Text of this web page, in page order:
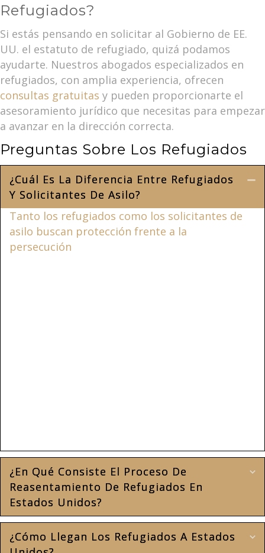
Refugiados?
Si estás pensando en solicitar al Gobierno de EE.
UU. el estatuto de refugiado, quizá podamos
ayudarte. Nuestros abogados especializados en
refugiados, con amplia experiencia, ofrecen
consultas gratuitas y pueden proporcionarte el
asesoramiento jurídico que necesitas para empezar
a avanzar en la dirección correcta.
Preguntas Sobre Los Refugiados
¿Cuál Es La Diferencia Entre Refugiados
Y Solicitantes De Asilo?
Tanto los refugiados como los solicitantes de
asilo buscan protección frente a la
persecución
¿En Qué Consiste El Proceso De
Reasentamiento De Refugiados En
Estados Unidos?
¿Cómo Llegan Los Refugiados A Estados